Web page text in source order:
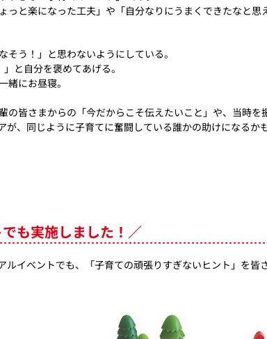
っと楽になった工夫」や「自分なりにうまくできたなと
そう！」と思わないようにしている。
と自分を褒めてあげる。
緒にお昼寝。
の皆さまからの「今だからこそ伝えたいこと」や、当時
が、同じように子育てに奮闘している誰かの助けになるか
も実施しました！／
ルイベントでも、「子育ての頑張りすぎないヒント」を